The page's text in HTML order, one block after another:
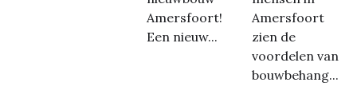
Amersfoort!
Een nieuw...
Amersfoort
zien de
voordelen van
bouwbehang...